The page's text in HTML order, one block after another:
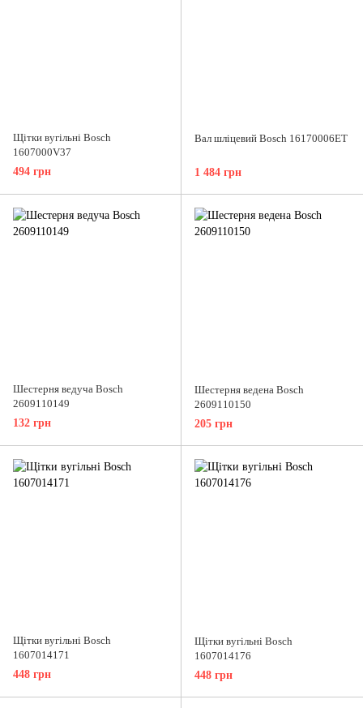
Щітки вугільні Bosch
1607000V37
494 грн
Вал шліцевий Bosch 16170006ET
1 484 грн
Шестерня ведуча Bosch
2609110149
132 грн
Шестерня ведена Bosch
2609110150
205 грн
Щітки вугільні Bosch
1607014171
448 грн
Щітки вугільні Bosch
1607014176
448 грн